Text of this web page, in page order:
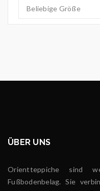
ÜBER UNS
Orientteppiche sind
Fußbodenbelag. Sie